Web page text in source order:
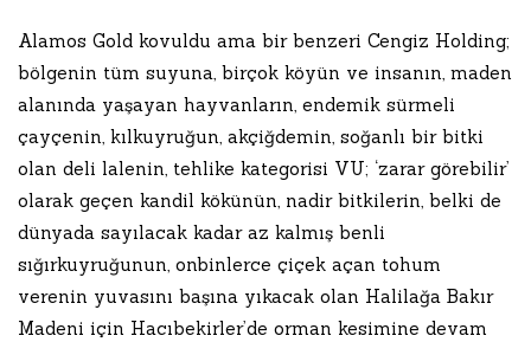
Alamos Gold kovuldu ama bir benzeri Cengiz Holding;
bölgenin tüm suyuna, birçok köyün ve insanın, maden
alanında yaşayan hayvanların, endemik sürmeli
çayçenin, kılkuyruğun, akçiğdemin, soğanlı bir bitki
olan deli lalenin, tehlike kategorisi VU; ‘zarar görebilir’
olarak geçen kandil kökünün, nadir bitkilerin, belki de
dünyada sayılacak kadar az kalmış benli
sığırkuyruğunun, onbinlerce çiçek açan tohum
verenin yuvasını başına yıkacak olan Halilağa Bakır
Madeni için Hacıbekirler’de orman kesimine devam